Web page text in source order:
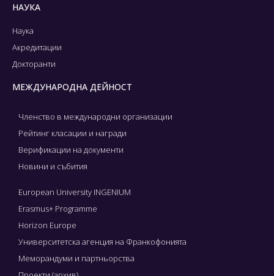
НАУКА
Наука
Акредитации
Докторанти
МЕЖДУНАРОДНА ДЕЙНОСТ
Членство в международни организации
Рейтинг класации и награди
Верификации на документи
Новини и събития
European University INGENIUM
Erasmus+ Programme
Horizon Europe
Университетска агенция на Франкофонията
Меморандуми и партньорства